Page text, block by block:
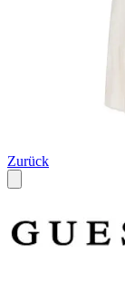
Zurück